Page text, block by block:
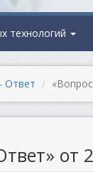
технологий
Ответ
от